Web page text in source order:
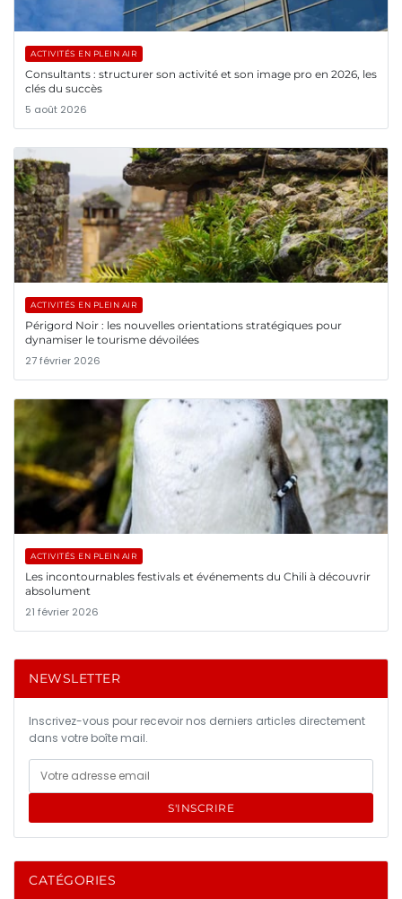
ACTIVITÉS EN PLEIN AIR
Consultants : structurer son activité et son image pro en 2026, les
clés du succès
5 août 2026
ACTIVITÉS EN PLEIN AIR
Périgord Noir : les nouvelles orientations stratégiques pour
dynamiser le tourisme dévoilées
27 février 2026
ACTIVITÉS EN PLEIN AIR
Les incontournables festivals et événements du Chili à découvrir
absolument
21 février 2026
NEWSLETTER
Inscrivez-vous pour recevoir nos derniers articles directement
dans votre boîte mail.
S'INSCRIRE
CATÉGORIES